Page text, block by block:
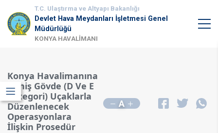
T.C. Ulaştırma ve Altyapı Bakanlığı
Devlet Hava Meydanları İşletmesi Genel
Müdürlüğü
KONYA HAVALİMANI
Konya Havalimanına
Geniş Gövde (D Ve E
Kategori) Uçaklarla
Düzenlenecek
Operasyonlara
İlişkin Prosedür
A